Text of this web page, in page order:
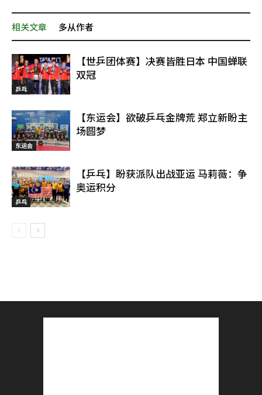
相关文章 多从作者
乒乓
【世乒团体赛】决赛皆胜日本 中国蝉联
双冠
东运会
【东运会】欲破乒乓金牌荒 郑立新盼主
场圆梦
乒乓
【乒乓】盼获派队出战亚运 马莉薇：争
奥运积分